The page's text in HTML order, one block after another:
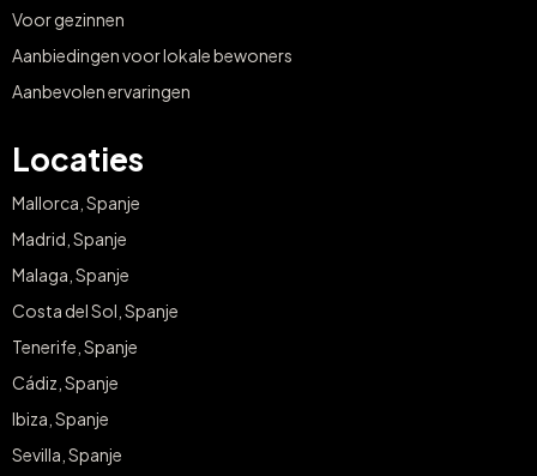
Voor gezinnen
Aanbiedingen voor lokale bewoners
Aanbevolen ervaringen
Locaties
Mallorca, Spanje
Madrid, Spanje
Malaga, Spanje
Costa del Sol, Spanje
Tenerife, Spanje
Cádiz, Spanje
Ibiza, Spanje
Sevilla, Spanje